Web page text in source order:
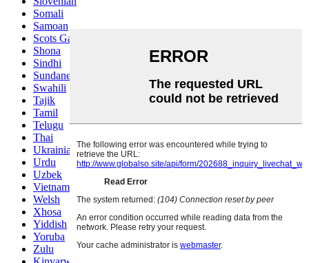
Somali
Samoan
Scots Gaelic
Shona
Sindhi
Sundanese
Swahili
Tajik
Tamil
Telugu
Thai
Ukrainian
Urdu
Uzbek
Vietnamese
Welsh
Xhosa
Yiddish
Yoruba
Zulu